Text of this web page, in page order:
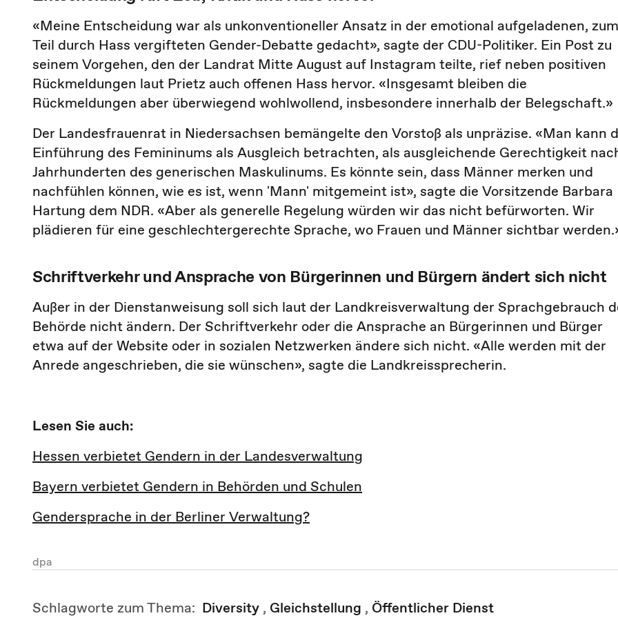
«Meine Entscheidung war als unkonventioneller Ansatz in der emotional aufgeladenen, zum
Teil durch Hass vergifteten Gender-Debatte gedacht», sagte der CDU-Politiker. Ein Post zu
seinem Vorgehen, den der Landrat Mitte August auf Instagram teilte, rief neben positiven
Rückmeldungen laut Prietz auch offenen Hass hervor. «Insgesamt bleiben die
Rückmeldungen aber überwiegend wohlwollend, insbesondere innerhalb der Belegschaft.»
Der Landesfrauenrat in Niedersachsen bemängelte den Vorstoß als unpräzise. «Man kann
Einführung des Femininums als Ausgleich betrachten, als ausgleichende Gerechtigkeit
Jahrhunderten des generischen Maskulinums. Es könnte sein, dass Männer merken und
nachfühlen können, wie es ist, wenn 'Mann' mitgemeint ist», sagte die Vorsitzende Barbara
Hartung dem NDR. «Aber als generelle Regelung würden wir das nicht befürworten. Wir
plädieren für eine geschlechtergerechte Sprache, wo Frauen und Männer sichtbar
Schriftverkehr und Ansprache von Bürgerinnen und Bürgern ändert sich nicht
Außer in der Dienstanweisung soll sich laut der Landkreisverwaltung der Sprachgebrauch
Behörde nicht ändern. Der Schriftverkehr oder die Ansprache an Bürgerinnen und Bürger
etwa auf der Website oder in sozialen Netzwerken ändere sich nicht. «Alle werden mit der
Anrede angeschrieben, die sie wünschen», sagte die Landkreissprecherin.
Lesen Sie auch:
Hessen verbietet Gendern in der Landesverwaltung
Bayern verbietet Gendern in Behörden und Schulen
Gendersprache in der Berliner Verwaltung?
dpa
Schlagworte zum Thema: Diversity , Gleichstellung , Öffentlicher Dienst